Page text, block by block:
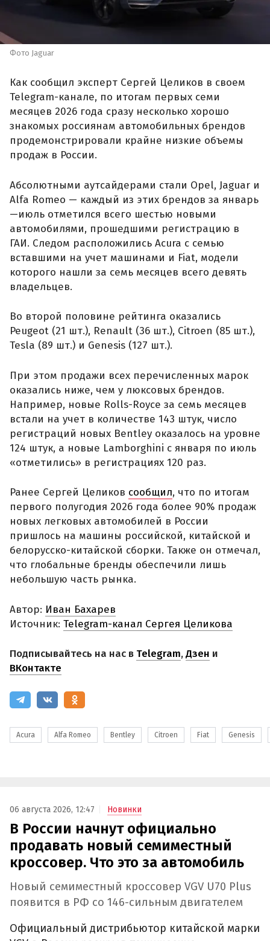
Фото Jaguar
Как сообщил эксперт Сергей Целиков в своем
Telegram-канале, по итогам первых семи
месяцев 2026 года сразу несколько хорошо
знакомых россиянам автомобильных брендов
продемонстрировали крайне низкие объемы
продаж в России.
Абсолютными аутсайдерами стали Opel, Jaguar и
Alfa Romeo — каждый из этих брендов за январь
—июль отметился всего шестью новыми
автомобилями, прошедшими регистрацию в
ГАИ. Следом расположились Acura с семью
вставшими на учет машинами и Fiat, модели
которого нашли за семь месяцев всего девять
владельцев.
Во второй половине рейтинга оказались
Peugeot (21 шт.), Renault (36 шт.), Citroen (85 шт.),
Tesla (89 шт.) и Genesis (127 шт.).
При этом продажи всех перечисленных марок
оказались ниже, чем у люксовых брендов.
Например, новые Rolls-Royce за семь месяцев
встали на учет в количестве 143 штук, число
регистраций новых Bentley оказалось на уровне
124 штук, а новые Lamborghini с января по июль
«отметились» в регистрациях 120 раз.
Ранее Сергей Целиков сообщил, что по итогам
первого полугодия 2026 года более 90% продаж
новых легковых автомобилей в России
пришлось на машины российской, китайской и
белорусско-китайской сборки. Также он отмечал,
что глобальные бренды обеспечили лишь
небольшую часть рынка.
Автор: Иван Бахарев
Источник: Telegram-канал Сергея Целикова
Подписывайтесь на нас в Telegram,Дзен и
ВКонтакте
Acura Alfa Romeo Bentley Citroen Fiat Genesis
06 августа 2026, 12:47 Новинки
В России начнут официально
продавать новый семиместный
кроссовер. Что это за автомобиль
Новый семиместный кроссовер VGV U70 Plus
появится в РФ со 146-сильным двигателем
Официальный дистрибьютор китайской марки